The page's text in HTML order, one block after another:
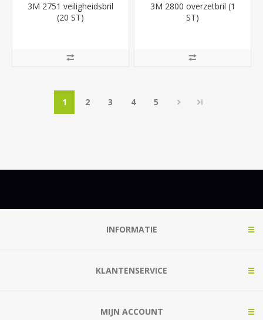
3M 2751 veiligheidsbril
(20 ST)
3M 2800 overzetbril (1
ST)
1 2 3 4 5
INFORMATIE
KLANTENSERVICE
MIJN ACCOUNT